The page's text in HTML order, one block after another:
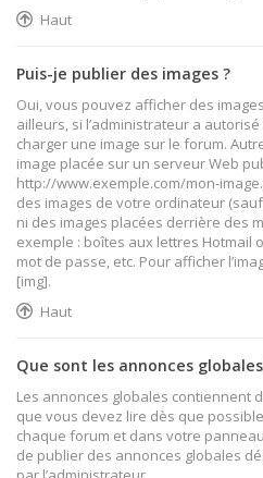
Haut
Puis-je publier des images ?
Oui, vous pouvez afficher des
ailleurs, si l’administrateur a
charger une image sur le forum.
image placée sur un serveur Web
http://www.exemple.com/mon-
des images de votre ordinateur
ni des images placées derrière des
exemple : boîtes aux lettres Hotmail
mot de passe, etc. Pour afficher
[img].
Haut
Que sont les annonces
Les annonces globales contiennent
que vous devez lire dès que
chaque forum et dans votre
de publier des annonces globales